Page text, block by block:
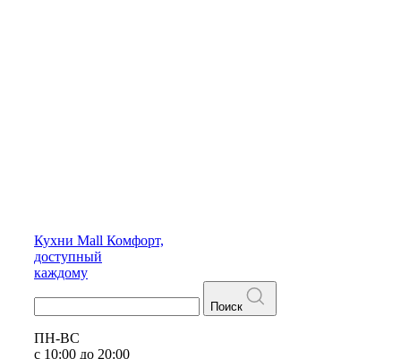
Кухни Mall Комфорт,
доступный
каждому
Поиск
ПН-ВС
с 10:00 до 20:00